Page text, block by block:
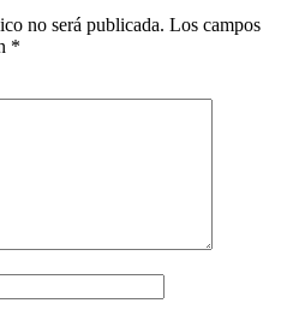
no será publicada. Los campos
*